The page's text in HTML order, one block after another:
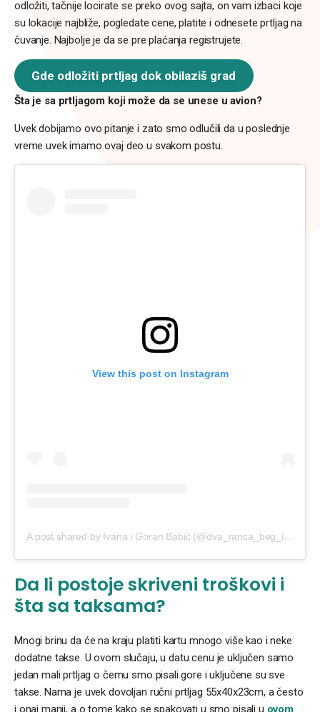
odložiti, tačnije locirate se preko ovog sajta, on vam izbaci koje
su lokacije najbliže, pogledate cene, platite i odnesete prtljag na
čuvanje. Najbolje je da se pre plaćanja registrujete.
Gde odložiti prtljag dok obilaziš grad
Šta je sa prtljagom koji može da se unese u avion?
Uvek dobijamo ovo pitanje i zato smo odlučili da u poslednje
vreme uvek imamo ovaj deo u svakom postu.
View this post on Instagram
A post shared by Ivana i Goran Babić (@dva_ranca_beg_iz_kanca)
Da li postoje skriveni troškovi i
šta sa taksama?
Mnogi brinu da će na kraju platiti kartu mnogo više kao i neke
dodatne takse. U ovom slučaju, u datu cenu je uključen samo
jedan mali prtljag o čemu smo pisali gore i uključene su sve
takse. Nama je uvek dovoljan ručni prtljag 55x40x23cm, a često
i onaj manji, a o tome kako se spakovati u smo pisali u ovom